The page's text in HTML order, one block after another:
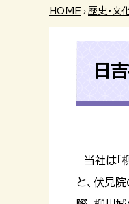
HOME › 歴史・文
日
当社は「
と、伏見